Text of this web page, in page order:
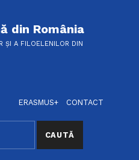
din România
ȘI A FILOELENILOR DIN
ERASMUS+
CONTACT